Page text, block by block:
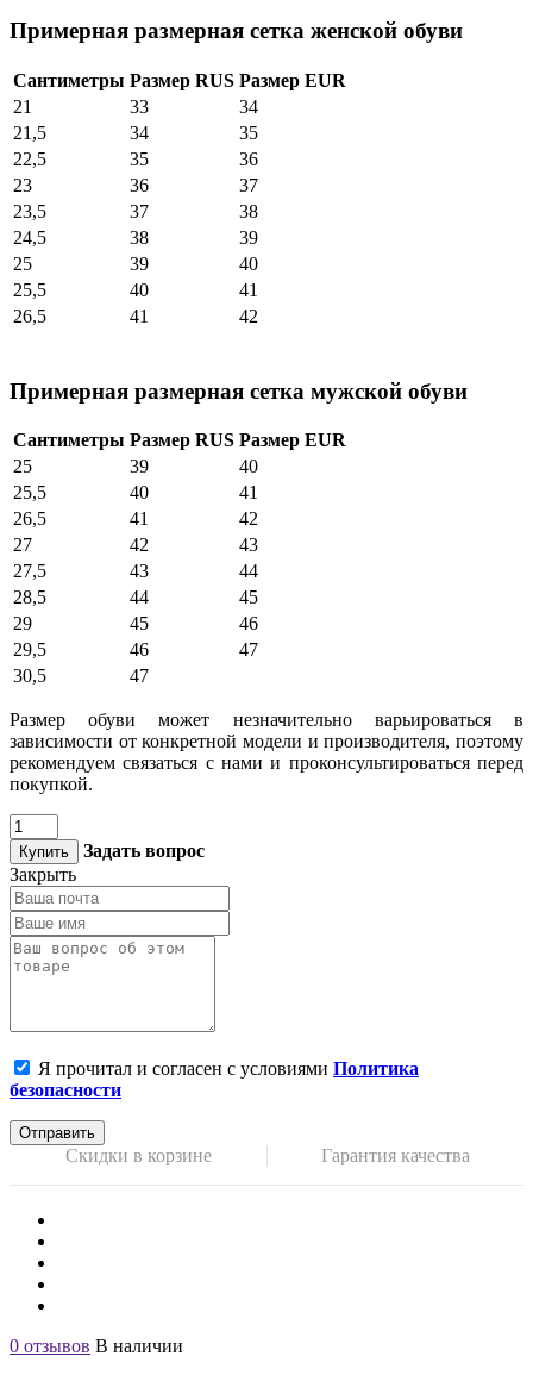
Примерная размерная сетка женской обуви
Сантиметры Размер RUS Размер EUR
21
33
34
21,5
34
35
22,5
35
36
23
36
37
23,5
37
38
24,5
38
39
25
39
40
25,5
40
41
26,5
41 42
Примерная размерная сетка мужской обуви
Сантиметры Размер RUS Размер EUR
25
39
40
25,5
40
41
26,5
41
42
27
42
43
27,5
43
44
28,5
44
45
29
45
46
29,5
46
47
30,5
47
Размер обуви может незначительно варьироваться в
зависимости от конкретной модели и производителя, поэтому
рекомендуем связаться с нами и проконсультироваться перед
покупкой.
Купить
Задать вопрос
Закрыть
Я прочитал и согласен с условиями Политика
безопасности
Отправить
Скидки в корзине Гарантия качества
0 отзывов В наличии